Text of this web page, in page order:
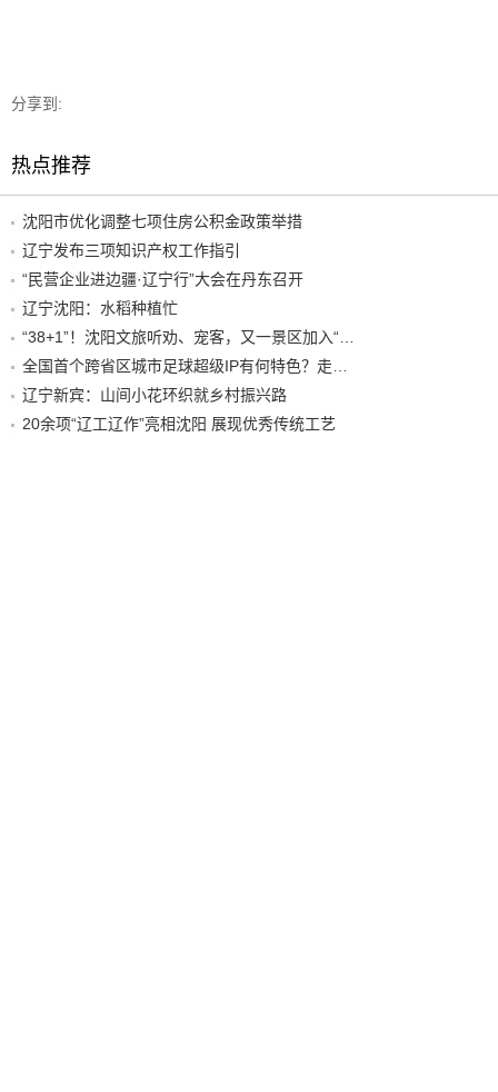
分享到:
热点推荐
沈阳市优化调整七项住房公积金政策举措
辽宁发布三项知识产权工作指引
“民营企业进边疆·辽宁行”大会在丹东召开
辽宁沈阳：水稻种植忙
辽宁新宾：山间小花环织就乡村振兴路
20余项“辽工辽作”亮相沈阳 展现优秀传统工艺